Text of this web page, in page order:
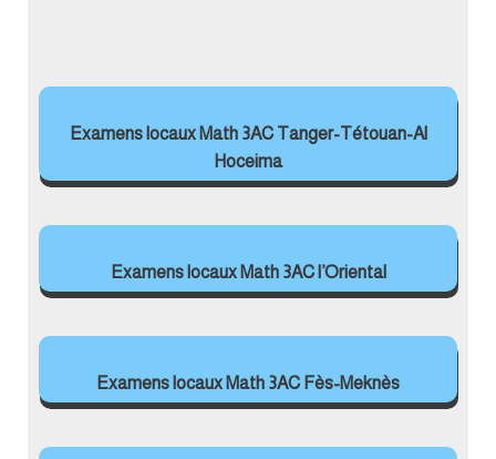
Examens locaux Math 3AC Tanger-Tétouan-Al
Hoceima
Examens locaux Math 3AC l’Oriental
Examens locaux Math 3AC Fès-Meknès